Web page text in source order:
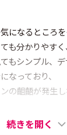
になるところ
も分かりやすく、
もシンプル、
なっており、
の齟齬が発生し
続きを開く